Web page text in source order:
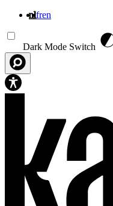
nlfren
Dark Mode Switch